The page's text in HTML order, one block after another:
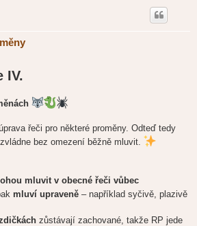
IV.
řeči pro některé proměny. Odteď tedy
bez omezení běžně mluvit.
mluvit v obecné řeči vůbec
mluví upraveně – například syčivě, plazivě
zůstávají zachované, takže RP jede